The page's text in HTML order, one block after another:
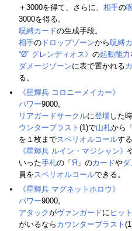
＋3000を得て、さらに、 相手の
3000を得る。
呪縛カードの生成手段。
相手の ドロップゾーンから呪縛
“Ø” グレンディオス》 の起動能力
ダメージゾーンに表で置かれる
る。
《星輝兵 コロニーメイカー》
パワー9000。
リアガードサークルに登場した
ウンターブラスト (1)で山札から「
を１枚までスペリオルコールする
《星輝兵 ルイン・マジシャン》
いった手札の「 Я 」のカードや
員をスペリオルコールできる。
《星輝兵 マグネットホロウ》
パワー9000。
アタックがヴァンガードに ヒット
がいるなら カウンターブラスト